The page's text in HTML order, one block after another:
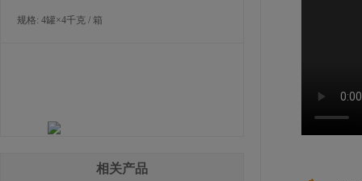
规格: 4罐×4千克 / 箱
相关产品